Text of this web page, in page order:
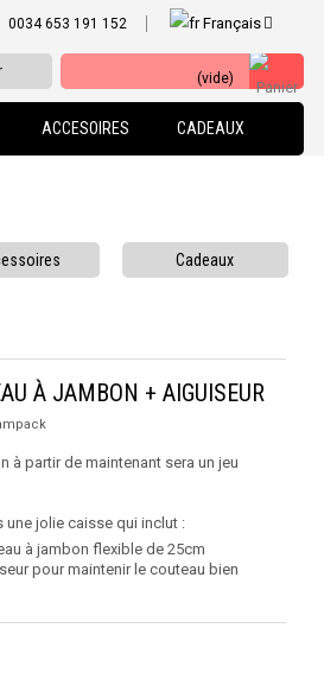
Français
0034 653 191 152
(vide)
ACCESOIRES CADEAUX
Cadeaux
À JAMBON + AIGUISEUR
à partir de maintenant sera un jeu
une jolie caisse qui inclut :
à jambon flexible de 25cm
pour maintenir le couteau bien